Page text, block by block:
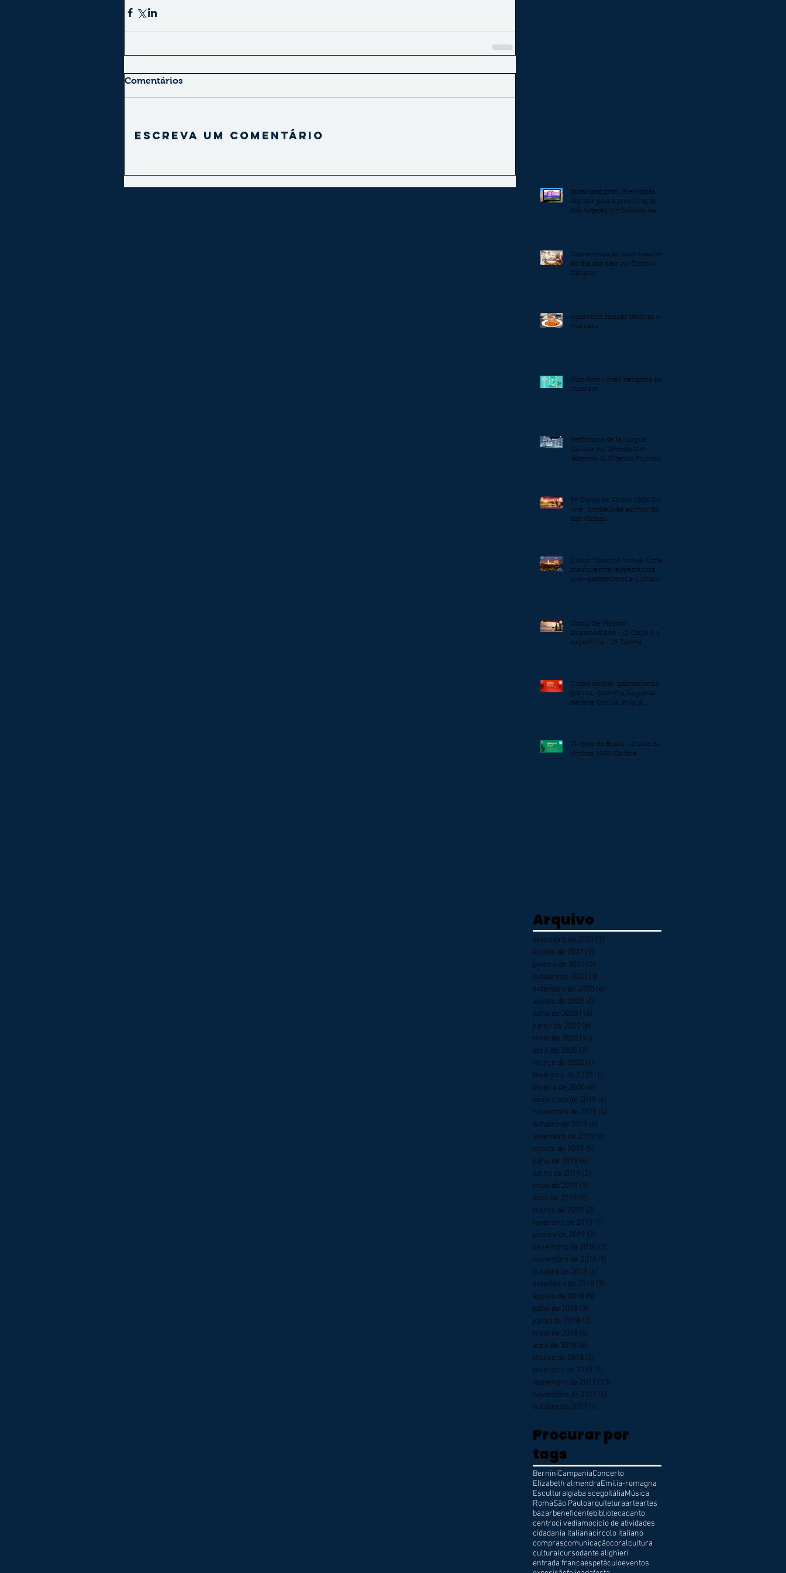
Comentários
Escreva um comentário
Ipirangadigital: memórias
digitais para a preservação
dos lugares simbólicos da
Comemoração italo-brasileira
do dia dos pais no Circolo
Italiano
Aproveite nossas delícias na
sua casa
Non tutti i mali vengono per
nuocere
Settimana della Lingua
Italiana nel Mondo Nel
labirinto di Orlando Furioso
3º Curso de Vinho 100% On-
line: Introdução ao mundo
dos vinhos
Curso Turismo Virtual:Uma
inesquecível experiência
eno-gastronômica-cultural
Curso de Vinhos:
Intermediário - O Chile e a
Argentina - 2ª Turma
Curso online: gastronomia
prática: Cozinha Regional
Italiana (Sicilia, Puglia,
Vinhos do Brasil - Curso de
Vinhos 100% Online
Arquivo
setembro de 2021 (1)
agosto de 2021 (1)
janeiro de 2021 (2)
outubro de 2020 (3)
setembro de 2020 (4)
agosto de 2020 (4)
julho de 2020 (14)
junho de 2020 (6)
maio de 2020 (10)
abril de 2020 (3)
março de 2020 (1)
fevereiro de 2020 (1)
janeiro de 2020 (4)
dezembro de 2019 (6)
novembro de 2019 (4)
outubro de 2019 (6)
setembro de 2019 (6)
agosto de 2019 (5)
julho de 2019 (6)
junho de 2019 (2)
maio de 2019 (1)
abril de 2019 (7)
março de 2019 (2)
fevereiro de 2019 (1)
janeiro de 2019 (2)
dezembro de 2018 (3)
novembro de 2018 (5)
outubro de 2018 (6)
setembro de 2018 (3)
agosto de 2018 (5)
julho de 2018 (3)
junho de 2018 (2)
maio de 2018 (6)
abril de 2018 (2)
março de 2018 (2)
fevereiro de 2018 (1)
dezembro de 2017 (10)
novembro de 2017 (6)
outubro de 2017 (1)
Procurar por
tags
BerniniCampaniaConcerto
Elizabeth almendraEmilia-romagna
EsculturaIgiaba scegoItáliaMúsica
RomaSão Pauloarquiteturaarteartes
bazarbeneficentebibliotecacanto
centroci vediamociclo de atividades
cidadania italianacircolo italiano
comprascomunicaçãocoralcultura
culturalcursodante alighieri
entrada francaespetáculoeventos